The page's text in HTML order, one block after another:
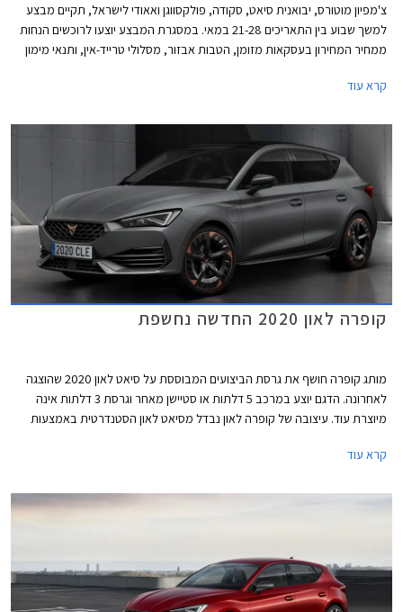
צ'מפיון מוטורס, יבואנית סיאט, סקודה, פולקסווגן ואאודי לישראל, תקיים מבצע
למשך שבוע בין התאריכים 21-28 במאי. במסגרת המבצע יוצעו לרוכשים הנחות
ממחיר המחירון בעסקאות מזומן, הטבות אבזור, מסלולי טרייד-אין, ותנאי מימון
קרא עוד
קופרה לאון 2020 החדשה נחשפת
מותג קופרה חושף את גרסת הביצועים המבוססת על סיאט לאון 2020 שהוצגה
לאחרונה. הדגם יוצע במרכב 5 דלתות או סטיישן מאחר וגרסת 3 דלתות אינה
מיוצרת עוד. עיצובה של קופרה לאון נבדל מסיאט לאון הסטנדרטית באמצעות
גדולים, ושבכה קדמית מושחרת עם סמל המותג בצבע נחושת במרכזה. מאחור
בחישוקים בעיצוב אווירודינמי מיוחד המשלב גוון נחושת, חצאיות צד, ומראות
קרא עוד